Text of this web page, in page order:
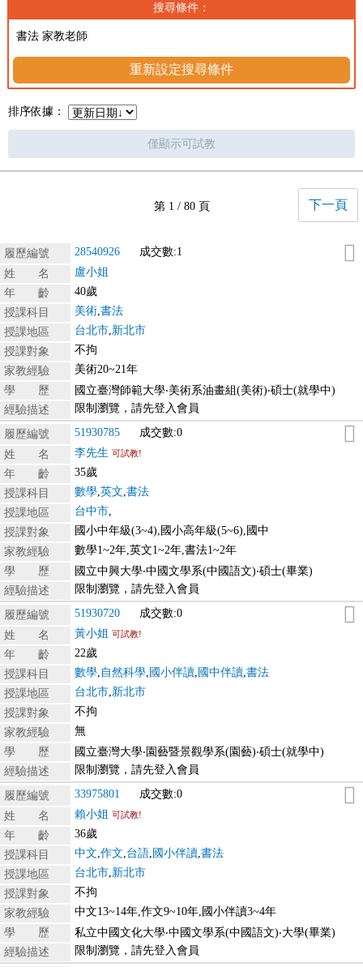
搜尋條件：
書法 家教老師
重新設定搜尋條件
排序依據：
僅顯示可試教
第 1 / 80 頁 下一頁
履歷編號 28540926
成交數:1
姓 名
盧小姐
年 齡
40歲
授課科目
美術 書法
授課地區
台北市 新北市
授課對象
不拘
家教經驗
美術20~21年
學 歷
國立臺灣師範大學‧美術系油畫組(美術)‧碩士(就學中)
經驗描述
限制瀏覽，請先登入會員
履歷編號 51930785
成交數:0
姓 名
李先生 可試教!
年 齡
35歲
授課科目
數學 英文 書法
授課地區
台中市
授課對象
國小中年級(3~4),國小高年級(5~6),國中
家教經驗
數學1~2年,英文1~2年,書法1~2年
學 歷
國立中興大學‧中國文學系(中國語文)‧碩士(畢業)
經驗描述
限制瀏覽，請先登入會員
履歷編號 51930720
成交數:0
姓 名
黃小姐 可試教!
年 齡
22歲
授課科目
數學 自然科學 國小伴讀 國中伴讀 書法
授課地區
台北市 新北市
授課對象
不拘
家教經驗
無
學 歷
國立臺灣大學‧園藝暨景觀學系(園藝)‧碩士(就學中)
經驗描述
限制瀏覽，請先登入會員
履歷編號 33975801
成交數:0
姓 名
賴小姐 可試教!
年 齡
36歲
授課科目
中文 作文 台語 國小伴讀 書法
授課地區
台北市 新北市
授課對象
不拘
家教經驗
中文13~14年,作文9~10年,國小伴讀3~4年
學 歷
私立中國文化大學‧中國文學系(中國語文)‧大學(畢業)
經驗描述
限制瀏覽，請先登入會員